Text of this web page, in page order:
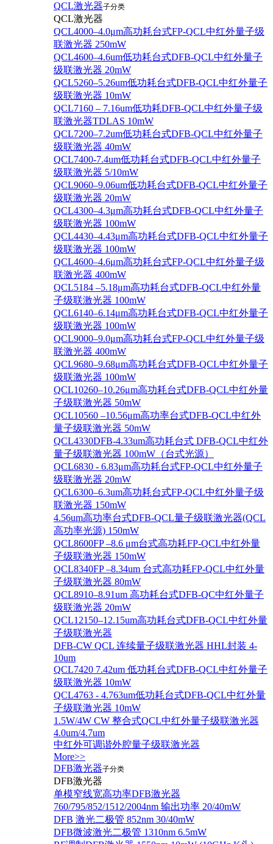
QCL激光器子分类
QCL激光器
QCL4000–4.0μm高功耗台式FP-QCL中红外量子级
联激光器 250mW
QCL4600–4.6um低功耗台式DFB-QCL中红外量子
级联激光器 20mW
QCL5260–5.26um低功耗台式DFB-QCL中红外量子
级联激光器 10mW
QCL7160 – 7.16um低功耗DFB-QCL中红外量子级
联激光器TDLAS 10mW
QCL7200–7.2um低功耗台式DFB-QCL中红外量子
级联激光器 40mW
QCL7400-7.4um低功耗台式DFB-QCL中红外量子
级联激光器 5/10mW
QCL9060–9.06um低功耗台式DFB-QCL中红外量子
级联激光器 20mW
QCL4300–4.3μm高功耗台式DFB-QCL中红外量子
级联激光器 100mW
QCL4430–4.43μm高功耗台式DFB-QCL中红外量子
级联激光器 100mW
QCL4600–4.6μm高功耗台式FP-QCL中红外量子级
联激光器 400mW
QCL5184 –5.18μm高功耗台式DFB-QCL中红外量
子级联激光器 100mW
QCL6140–6.14μm高功耗台式DFB-QCL中红外量子
级联激光器 100mW
QCL9000–9.0μm高功耗台式FP-QCL中红外量子级
联激光器 400mW
QCL9680–9.68μm高功耗台式DFB-QCL中红外量子
级联激光器 100mW
QCL10260–10.26μm高功耗台式DFB-QCL中红外量
子级联激光器 50mW
QCL10560 –10.56μm高功率台式DFB-QCL中红外
量子级联激光器 50mW
QCL4330DFB-4.33um高功耗台式 DFB-QCL中红外
量子级联激光器 100mW（台式光源）
QCL6830 - 6.83μm高功耗台式FP-QCL中红外量子
级联激光器 20mW
QCL6300–6.3um高功耗台式FP-QCL中红外量子级
联激光器 150mW
4.56um高功率台式DFB-QCL量子级联激光器(QCL
高功率光源) 150mW
QCL8600FP –8.6 μm台式高功耗FP-QCL中红外量
子级联激光器 150mW
QCL8340FP –8.34um 台式高功耗FP-QCL中红外量
子级联激光器 80mW
QCL8910–8.91um 高功耗台式DFB-QC中红外量子
级联激光器 20mW
QCL12150–12.15um高功耗台式DFB-QCL中红外量
子级联激光器
DFB-CW QCL 连续量子级联激光器 HHL封装 4-
10um
QCL7420 7.42um 低功耗台式DFB-QCL中红外量子
级联激光器 10mW
QCL4763 - 4.763um低功耗台式DFB-QCL中红外量
子级联激光器 10mW
1.5W/4W CW 整合式QCL中红外量子级联激光器
4.0um/4.7um
中红外可调谐外腔量子级联激光器
More>>
DFB激光器子分类
DFB激光器
单模窄线宽高功率DFB激光器
760/795/852/1512/2004nm 输出功率 20/40mW
DFB 激光二极管 852nm 30/40mW
DFB微波激光二极管 1310nm 6.5mW